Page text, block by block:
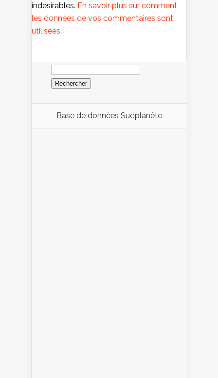
indésirables. En savoir plus sur comment
les données de vos commentaires sont
utilisées.
Rechercher :
Base de données Sudplanète